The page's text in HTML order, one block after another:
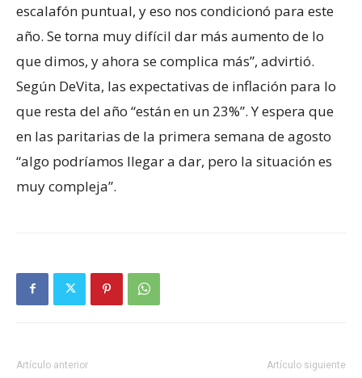
escalafón puntual, y eso nos condicionó para este
año. Se torna muy difícil dar más aumento de lo
que dimos, y ahora se complica más”, advirtió.
Según DeVita, las expectativas de inflación para lo
que resta del año “están en un 23%”. Y espera que
en las paritarias de la primera semana de agosto
“algo podríamos llegar a dar, pero la situación es
muy compleja”.
Artículo anterior Artículo siguiente